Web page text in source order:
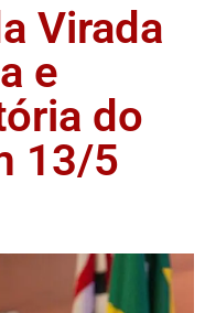
Virada
e
do
13/5